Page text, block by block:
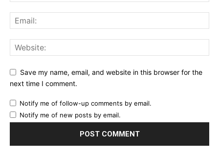
Save my name, email, and website in this browser for the
next time I comment.
Notify me of follow-up comments by email.
Notify me of new posts by email.